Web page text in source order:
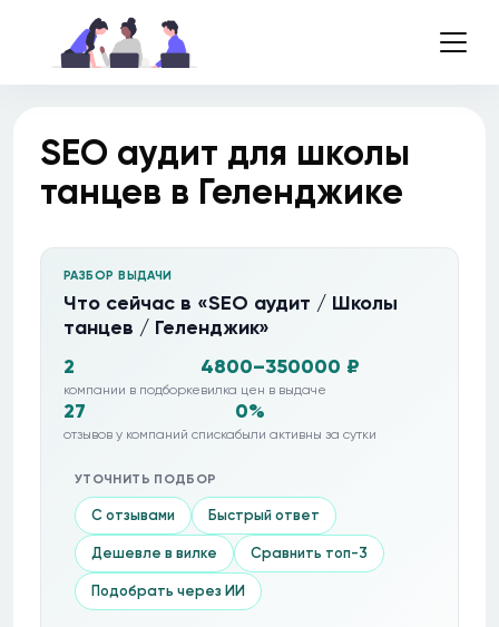
SEO аудит для школы
танцев в Геленджике
РАЗБОР ВЫДАЧИ
Что сейчас в «SEO аудит / Школы
танцев / Геленджик»
2
компании в подборке
4800–350000 ₽
вилка цен в выдаче
27
отзывов у компаний списка
0%
были активны за сутки
УТОЧНИТЬ ПОДБОР
С отзывами Быстрый ответ
Дешевле в вилке Сравнить топ-3
Подобрать через ИИ